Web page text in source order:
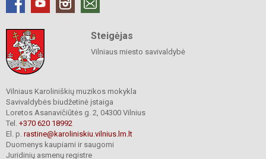
Steigėjas
Vilniaus miesto savivaldybė
Vilniaus Karoliniškių muzikos mokykla
Savivaldybės biudžetinė įstaiga
Loretos Asanavičiūtės g. 2, 04300 Vilnius
Tel. +370 620 18992
El. p. rastine@karoliniskiu.vilnius.lm.lt
Duomenys kaupiami ir saugomi
Juridinių asmenų registre